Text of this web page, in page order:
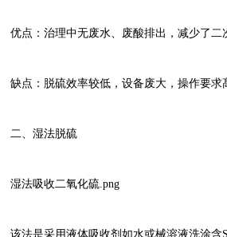
优点：治理中无废水、废酸排出，减少了二
缺点：脱硫效率较低，设备废大，操作要求
二、湿法脱硫
湿法吸收二氧化硫.png
该法是采用液体吸收剂如水或械溶液洗涂含